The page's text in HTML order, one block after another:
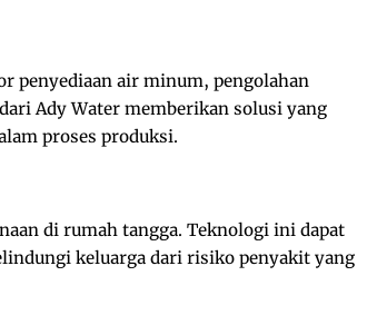
penyediaan air minum, pengolahan
Ady Water memberikan solusi yang
proses produksi.
di rumah tangga. Teknologi ini dapat
keluarga dari risiko penyakit yang